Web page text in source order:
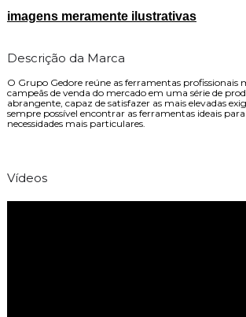
imagens meramente ilustrativas
Descrição da Marca
O Grupo Gedore reúne as ferramentas profissionais
campeãs de venda do mercado em uma série de
abrangente, capaz de satisfazer as mais elevadas
sempre possível encontrar as ferramentas ideais
necessidades mais particulares.
Vídeos